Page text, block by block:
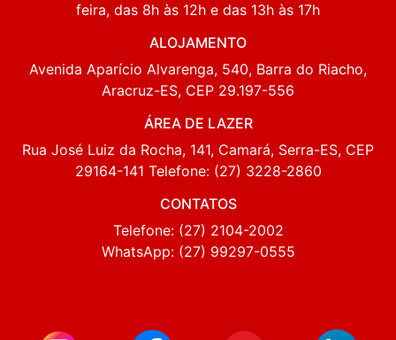
feira, das 8h às 12h e das 13h às 17h
ALOJAMENTO
Avenida Aparício Alvarenga, 540, Barra do Riacho,
Aracruz-ES, CEP 29.197-556
ÁREA DE LAZER
Rua José Luiz da Rocha, 141, Camará, Serra-ES, CEP
29164-141 Telefone: (27) 3228-2860
CONTATOS
Telefone: (27) 2104-2002
WhatsApp: (27) 99297-0555